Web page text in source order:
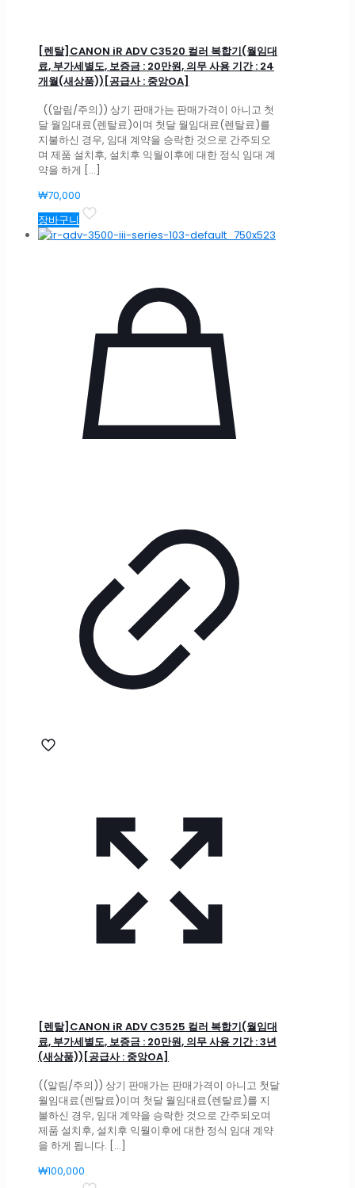
[렌탈]CANON iR ADV C3520 컬러 복합기(월임대
료, 부가세별도, 보증금 : 20만원, 의무 사용 기간 : 24
개월(새상품))[공급사 : 중앙OA]
((알림/주의)) 상기 판매가는 판매가격이 아니고 첫
달 월임대료(렌탈료)이며 첫달 월임대료(렌탈료)를
지불하신 경우, 임대 계약을 승락한 것으로 간주되오
며 제품 설치후, 설치후 익월이후에 대한 정식 임대 계
약을 하게 […]
₩70,000
장바구니
[렌탈]CANON iR ADV C3525 컬러 복합기(월임대
료, 부가세별도, 보증금 : 20만원, 의무 사용 기간 : 3년
(새상품))[공급사 : 중앙OA]
((알림/주의)) 상기 판매가는 판매가격이 아니고 첫달
월임대료(렌탈료)이며 첫달 월임대료(렌탈료)를 지
불하신 경우, 임대 계약을 승락한 것으로 간주되오며
제품 설치후, 설치후 익월이후에 대한 정식 임대 계약
을 하게 됩니다. […]
₩100,000